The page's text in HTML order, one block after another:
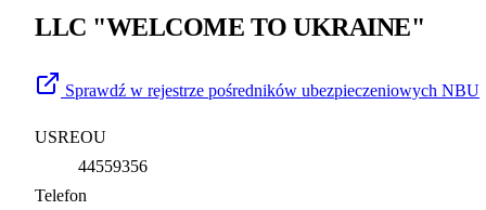
LLC "WELCOME TO UKRAINE"
Sprawdź w rejestrze pośredników ubezpieczeniowych NBU
USREOU
44559356
Telefon